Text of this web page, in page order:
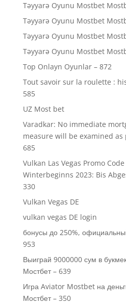
Təyyarə Oyunu Mostbet
Təyyarə Oyunu Mostbet
Təyyarə Oyunu Mostbet
Təyyarə Oyunu Mostbet
Top Onlayn Oyunlar – 872
Tout savoir sur la roulette :
585
UZ Most bet
Varadkar: No immediate
measure will be examined as
685
Vulkan Las Vegas Promo
Winterbeginns 2023: Bis
330
Vulkan Vegas DE
vulkan vegas DE login
бонусы до 250%,
953
Выиграй 9000000 сум в
Мостбет – 639
Игра Aviator Mostbet на
Мостбет – 350